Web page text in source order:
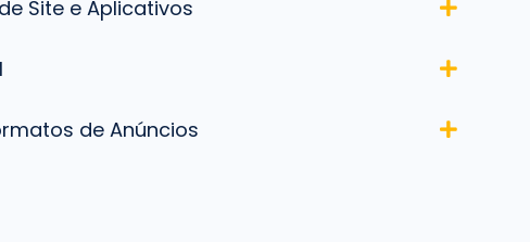
Site e Aplicativos
de Anúncios